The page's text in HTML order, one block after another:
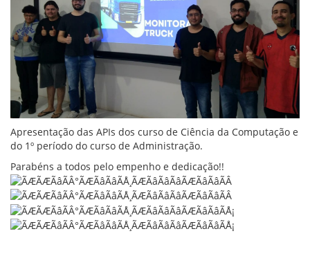
Apresentação das APIs dos curso de Ciência da Computação e
do 1º período do curso de Administração.
Parabéns a todos pelo empenho e dedicação!!